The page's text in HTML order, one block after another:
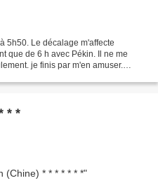
5h50. Le décalage m'affecte
que de 6 h avec Pékin. Il ne me
je finis par m'en amuser.
* * * * * *